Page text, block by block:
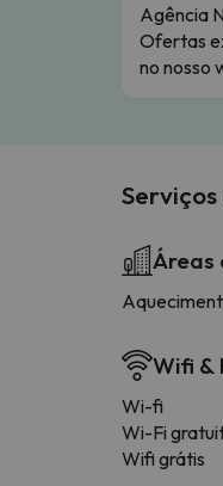
Agência
Ofertas
no nosso
Áreas
Wifi &
Wi-fi
Wi-Fi
Wifi grátis